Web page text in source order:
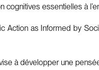
cognitives essentielles à
Action as Informed by
à développer une